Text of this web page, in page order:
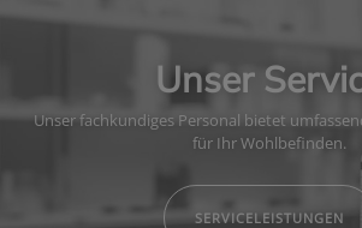
Unser
Unser fachkundiges Personal bietet
für Ihr Wohlbefinden.
SERVICELEISTUNGEN